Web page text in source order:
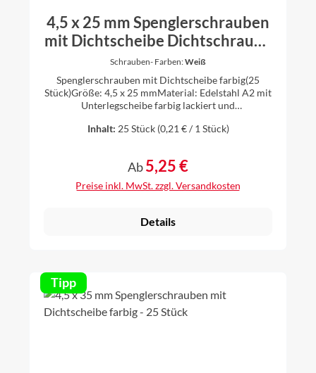
4,5 x 25 mm Spenglerschrauben
mit Dichtscheibe Dichtschraube
farbig - 25 Stück
Schrauben- Farben:Weiß
Spenglerschrauben mit Dichtscheibe farbig(25
Stück)Größe: 4,5 x 25 mmMaterial: Edelstahl A2 mit
Unterlegscheibe farbig lackiert und
(RAL 7016), oxidrot (RAL 3009), ziegelrot (RAL
mm
Inhalt: 25 Stück (0,21 € / 1 Stück)
Regulärer Preis:
Ab5,25 €
Preise inkl. MwSt. zzgl. Versandkosten
Details
Tipp